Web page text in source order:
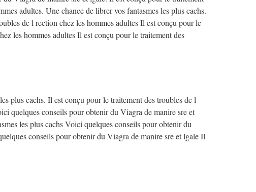
adultes. Une chance de librer vos fantasmes les plus cachs.
de l rection chez les hommes adultes Il est conçu pour le
les hommes adultes Il est conçu pour le traitement des
plus cachs. Il est conçu pour le traitement des troubles de l
quelques conseils pour obtenir du Viagra de manire sre et
les plus cachs Voici quelques conseils pour obtenir du
conseils pour obtenir du Viagra de manire sre et lgale Il